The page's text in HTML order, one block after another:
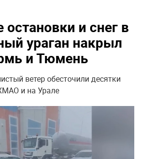
и снег в
ураган накрыл
и Тюмень
ветер обесточили десятки
и на Урале